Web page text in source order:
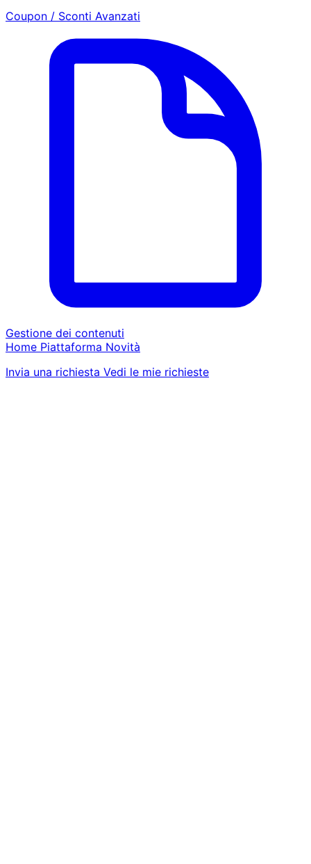
Coupon / Sconti Avanzati
Gestione dei contenuti
Home Piattaforma Novità
Invia una richiesta Vedi le mie richieste